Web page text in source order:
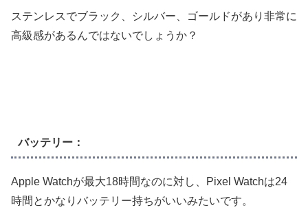
ステンレスでブラック、シルバー、ゴールドがあり非常に
高級感があるんではないでしょうか？
バッテリー：
Apple Watchが最大18時間なのに対し、Pixel Watchは24
時間とかなりバッテリー持ちがいいみたいです。